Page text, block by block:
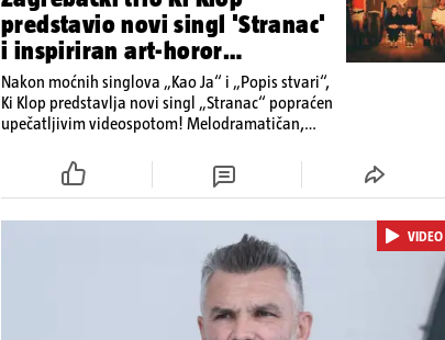
predstavio novi singl 'Stranac'
i inspiriran art-horor
filmovima
Nakon moćnih singlova „Kao Ja“ i „Popis stvari“,
Ki Klop predstavlja novi singl „Stranac“ popraćen
upečatljivim videospotom! Melodramatičan,
inspiriran estetikom art-horor filmova proizašlih
iz studija A24 donosi jedinstven umjetnički izričaj
VIDEO